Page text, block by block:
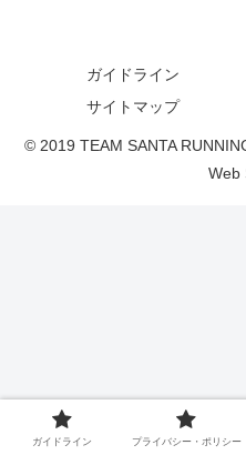
ガイドライン
サイトマップ
© 2019 TEAM SANTA
Web
ガイドライン プライバシー・ポリシー